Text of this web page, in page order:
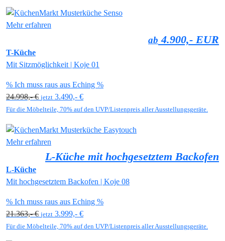
Mehr erfahren
ab 4.900,- EUR
T-Küche
Mit Sitzmöglichkeit | Koje 01
% Ich muss raus aus Eching %
24.998,- € jetzt 3.490,- €
Für die Möbelteile, 70% auf den UVP/Listenpreis aller Ausstellungsgeräte.
Mehr erfahren
L-Küche mit hochgesetztem Backofen
L-Küche
Mit hochgesetztem Backofen | Koje 08
% Ich muss raus aus Eching %
21.363,- € jetzt 3.999,- €
Für die Möbelteile, 70% auf den UVP/Listenpreis aller Ausstellungsgeräte.